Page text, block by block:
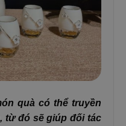
quà có thể truyền
từ đó sẽ giúp đối tác